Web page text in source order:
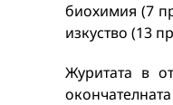
биохимия (7
изкуство (13
Журитата в